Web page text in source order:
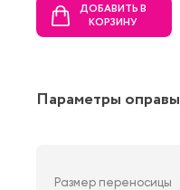
ДОБАВИТЬ В
КОРЗИНУ
Параметры оправы
Размер переносицы